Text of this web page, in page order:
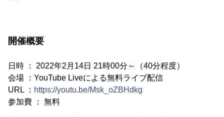
開催概要
日時 ： 2022年2月14日 21時00分～（40分程度）
会場 ：YouTube Liveによる無料ライブ配信
URL ： https://youtu.be/Msk_oZBHdkg
参加費 ： 無料